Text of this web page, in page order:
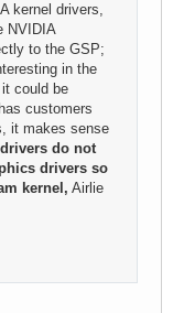
kernel drivers,
NVIDIA
to the GSP;
in the
could be
customers
it makes sense
do not
drivers so
kernel, Airlie